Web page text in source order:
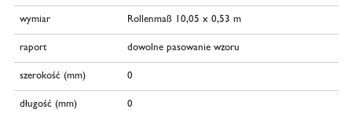
wymiar Rollenmaß 10,05 x 0,53 m
raport dowolne pasowanie wzoru
szerokość (mm) 0
długość (mm) 0